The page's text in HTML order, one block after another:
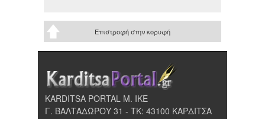
Επιστροφή στην κορυφή
KARDITSA PORTAL Μ. ΙΚΕ
Γ. ΒΑΛΤΑΔΩΡΟΥ 31 - ΤΚ: 43100 ΚΑΡΔΙΤΣΑ